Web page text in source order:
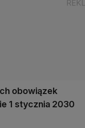
obowiązek
1 stycznia 2030